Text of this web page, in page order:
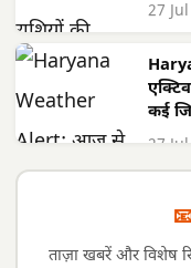
27
कई
27
ताज़ा खबरें और विशेष